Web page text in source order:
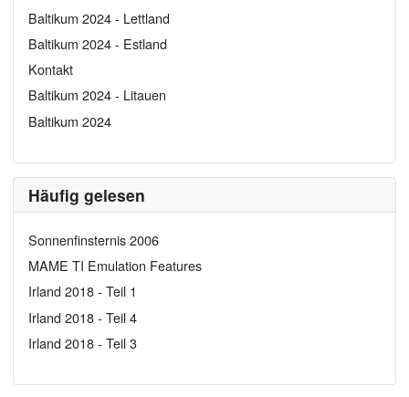
Baltikum 2024 - Lettland
Baltikum 2024 - Estland
Kontakt
Baltikum 2024 - Litauen
Baltikum 2024
Häufig gelesen
Sonnenfinsternis 2006
MAME TI Emulation Features
Irland 2018 - Teil 1
Irland 2018 - Teil 4
Irland 2018 - Teil 3